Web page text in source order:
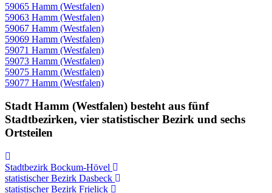
59065 Hamm (Westfalen)
59063 Hamm (Westfalen)
59067 Hamm (Westfalen)
59069 Hamm (Westfalen)
59071 Hamm (Westfalen)
59073 Hamm (Westfalen)
59075 Hamm (Westfalen)
59077 Hamm (Westfalen)
Stadt Hamm (Westfalen) besteht aus fünf
Stadtbezirken, vier statistischer Bezirk und sechs
Ortsteilen
Stadtbezirk Bockum-Hövel
statistischer Bezirk Dasbeck
statistischer Bezirk Frielick